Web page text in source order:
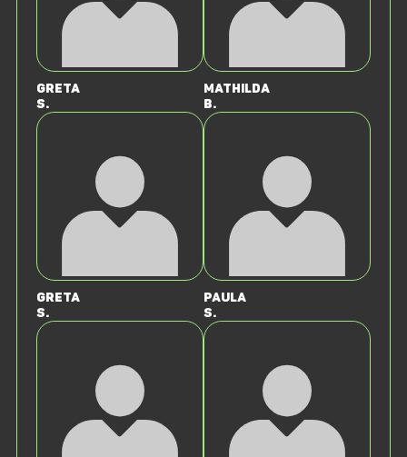
Greta
S.
Mathilda
B.
Greta
S.
Paula
S.